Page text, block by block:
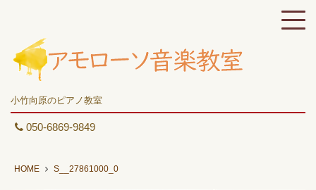
小竹向原のピアノ教室
050-6869-9849
HOME S__27861000_0